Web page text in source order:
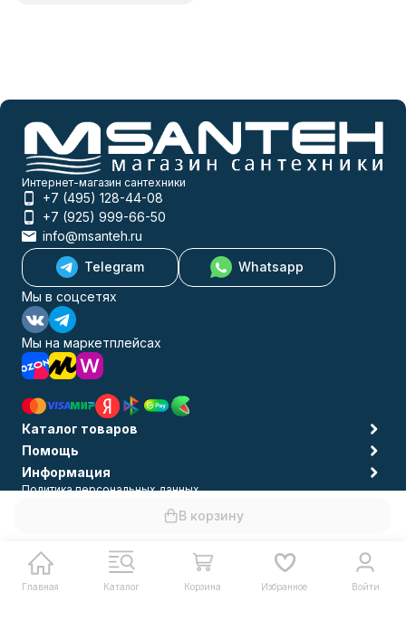
В корзину
Главная Каталог Корзина Избранное Войти
Интернет-магазин сантехники
+7 (495) 128-44-08
+7 (925) 999-66-50
info@msanteh.ru
Telegram
Whatsapp
Мы в соцсетях
Мы на маркетплейсах
Каталог товаров
Помощь
Информация
Политика персональных данных